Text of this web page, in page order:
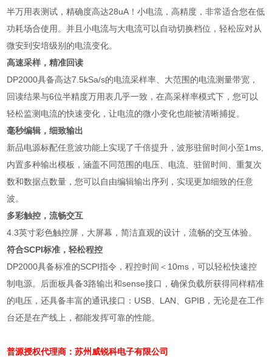
半万用表测试，精确度高达28uA ！小电流，高精度，非常适合您在低
功耗场合使用。并且小电流与大电流可以自动切换档位，轻松应对从
微安到安培级别的电流变化。
高速采样，精准回读
DP2000具备高达7.5kSa/s的电流采样率、大范围的电流测量带宽，
回读结果与6位半精度万用表几乎一致，在高采样率模式下，您可以
轻松监测电流的快速变化，让电流的微小变化也能被清晰捕捉。
毫秒编辑，细致输出
新品电源标配任意波功能上实现了千倍提升，波形驻留时间小至1ms,
内置多种输出模板，涵盖不同范围的电压、电流、驻留时间、重复次
数和数据点数量，您可以自由编辑输出序列，实现更加细致的任意
波。
多彩触控，流畅交互
4.3英寸彩色触控屏，大屏幕，简洁直观的设计，流畅的交互体验。
符合SCPI标准，轻松程控
DP2000具备标准的SCPI指令，程控时间＜ 10ms ，可以轻松快速控
制电源。后面板具备3路输出和sense接口，确保负载所获得同样精准
的电压，还具备丰富的通讯接口： USB LAN 、GPIB ，无论是在工作
台还是在产线上，都能发挥可靠的性能。
普源授权代理商：苏州威锐科电子有限公司